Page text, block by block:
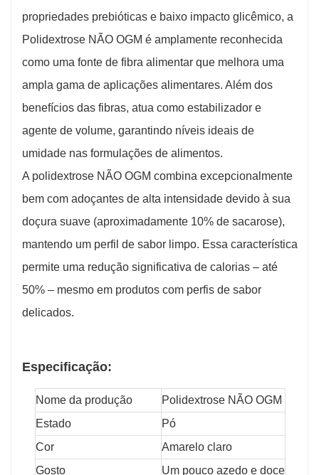
propriedades prebióticas e baixo impacto glicêmico, a
Polidextrose NÃO OGM é amplamente reconhecida
como uma fonte de fibra alimentar que melhora uma
ampla gama de aplicações alimentares. Além dos
benefícios das fibras, atua como estabilizador e
agente de volume, garantindo níveis ideais de
umidade nas formulações de alimentos.
A polidextrose NÃO OGM combina excepcionalmente
bem com adoçantes de alta intensidade devido à sua
doçura suave (aproximadamente 10% de sacarose),
mantendo um perfil de sabor limpo. Essa característica
permite uma redução significativa de calorias – até
50% – mesmo em produtos com perfis de sabor
delicados.
Especificação:
Nome da produção
Polidextrose NÃO OGM
Estado
Pó
Cor
Amarelo claro
Gosto
Um pouco azedo e doce